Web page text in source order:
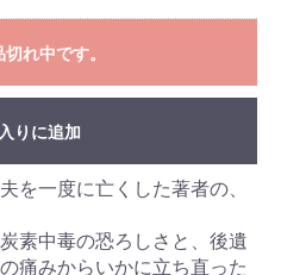
れ中です。
りに追加
を一度に亡くした著者の、
素中毒の恐ろしさと、後遺
痛みからいかに立ち直った